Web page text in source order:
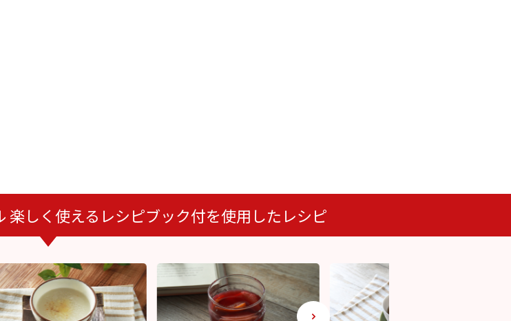
楽しく使えるレシピブック付を使用したレシピ